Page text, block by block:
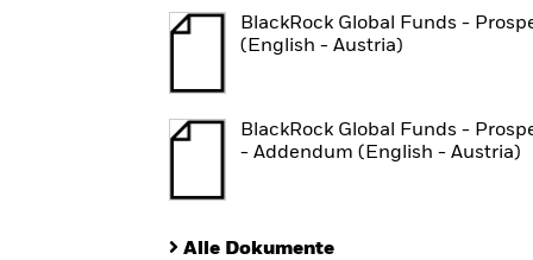
BlackRock Global Funds -
(English - Austria)
BlackRock Global Funds -
- Addendum (English - Austria)
Alle Dokumente